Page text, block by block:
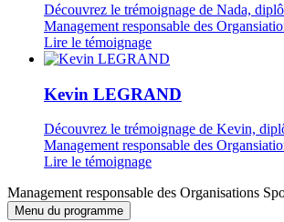
Découvrez le trémoignage de Nada,
Management responsable des
Lire le témoignage
Kevin LEGRAND
Découvrez le trémoignage de Kevin,
Management responsable des
Lire le témoignage
Management responsable des Organisations
Menu du programme